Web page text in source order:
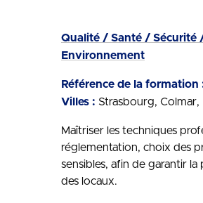
Qualité / Santé / Sécurité
Environnement
Référence de la formation
Villes : Strasbourg Colmar
Maîtriser les techniques
réglementation, choix des
sensibles, afin de garantir
des locaux.